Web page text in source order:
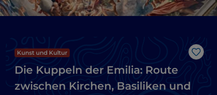
Like
Kunst und Kultur
Die Kuppeln der Emilia: Route
zwischen Kirchen, Basiliken und